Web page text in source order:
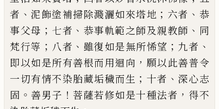
者 、泥飾塗補掃除濺灑如來塔地 ； 六者 、 恭
事父母 ； 七者 、 恭事軌範之師及親教師 、 同
梵行等 ； 八者 、 雖復如是無所悕望 ； 九者 、
即以如是所有善根而用迴向 ， 願以此善普令
一切有情不染胎藏垢穢而生 ； 十者 、 深心志
固 。 善男子 ！ 菩薩若修如是十種法者 ， 得不